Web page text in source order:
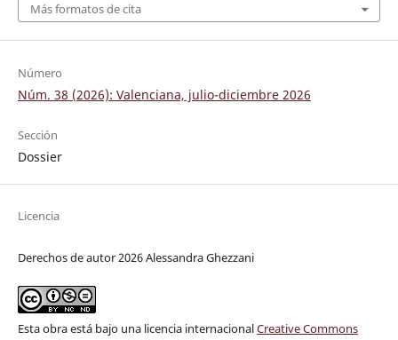
Más formatos de cita
Número
Núm. 38 (2026): Valenciana, julio-diciembre 2026
Sección
Dossier
Licencia
Derechos de autor 2026 Alessandra Ghezzani
Esta obra está bajo una licencia internacionalCreative Commons